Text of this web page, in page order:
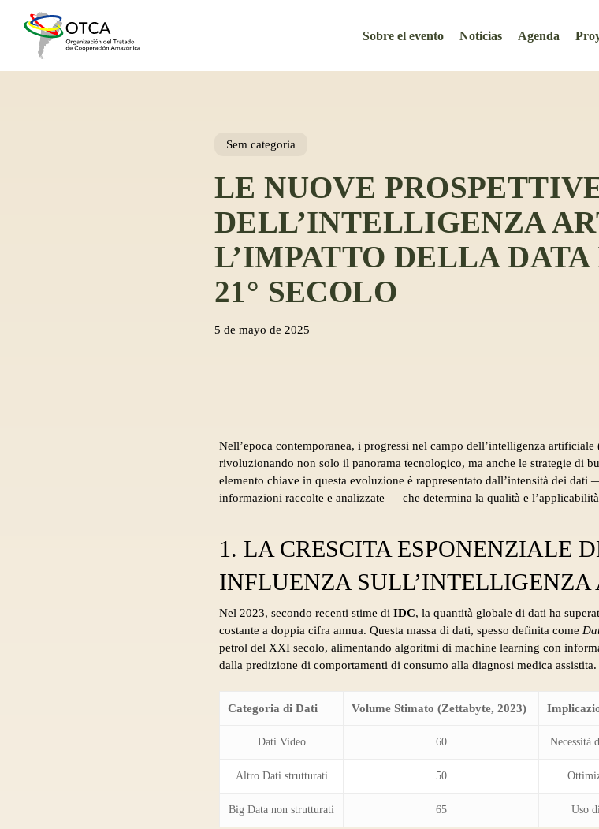
Sobre el evento Noticias Agenda
Sem categoria
LE NUOVE
DELL’INTELLIGENZA
L’IMPATTO DELLA
21° SECOLO
5 de mayo de 2025
Nell’epoca contemporanea, i progressi nel campo dell’intelligenza
rivoluzionando non solo il panorama tecnologico, ma anche le strategie di
elemento chiave in questa evoluzione è rappresentato dall’intensità dei
informazioni raccolte e analizzate — che determina la qualità e
1. LA CRESCITA ESPONENZIALE
INFLUENZA
Nel 2023, secondo recenti stime di IDC, la quantità globale di dati ha
costante a doppia cifra annua. Questa massa di dati, spesso definita come
petrol del XXI secolo, alimentando algoritmi di machine learning con
dalla predizione di comportamenti di consumo alla diagnosi medica assistita.
Categoria di Dati Volume Stimato (Zettabyte, 2023)
Dati Video 60 Necessità
Altro Dati strutturati 50
Big Data non strutturati 65 Uso